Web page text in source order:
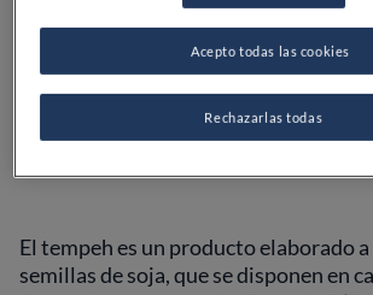
El tempeh es un producto elaborado
semillas de soja, que se disponen en
Rechazarlas todas
Acepto todas las cookies